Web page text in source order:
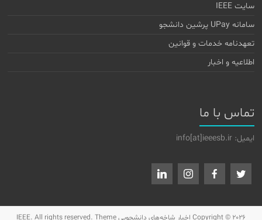
سایت IEEE
سامانه UPay پرشین دانشجو
تعهدنامه خدمات و قوانین
اطلاعیه و اخبار
تماس با ما
ایمیل: info[at]ieeesb.ir
Copyright © 2026 اخبار شاخه‌های دانشجویی IEEE. All rights reserved. Theme